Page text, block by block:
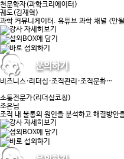
천문학자(과학크리에이터)
궤도(김재혁)
과학 커뮤니케이터. 유튜브 과학 채널 〈안
비즈니스·리더십·조직관리·조직문화…
소통전문가(리더십코칭)
조은님
조직 내 불통의 원인을 분석하고 해결방